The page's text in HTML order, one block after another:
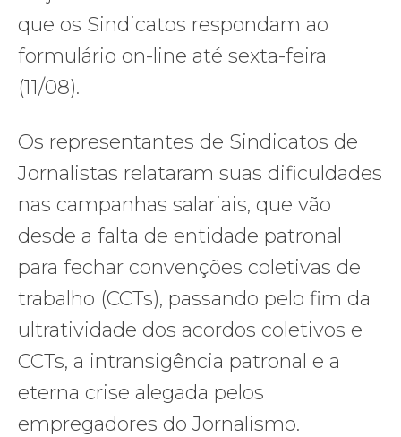
que os Sindicatos respondam ao
formulário on-line até sexta-feira
(11/08).
Os representantes de Sindicatos de
Jornalistas relataram suas dificuldades
nas campanhas salariais, que vão
desde a falta de entidade patronal
para fechar convenções coletivas de
trabalho (CCTs), passando pelo fim da
ultratividade dos acordos coletivos e
CCTs, a intransigência patronal e a
eterna crise alegada pelos
empregadores do Jornalismo.